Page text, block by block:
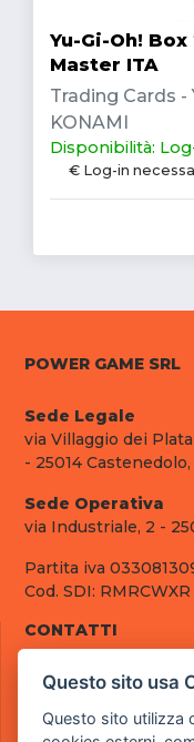
Yu-Gi-Oh!
Master ITA
Trading Cards -
KONAMI
Disponibilità:
€ Log-in
POWER GAME SRL
Sede Legale
via Villaggio dei
- 25014
Sede Operativa
via Industriale, 2 -
Partita iva
Cod. SDI: RMRCWXR
CONTATTI
tel.: +39 030 376
pec:
Questo sito usa
Questo sito utilizza